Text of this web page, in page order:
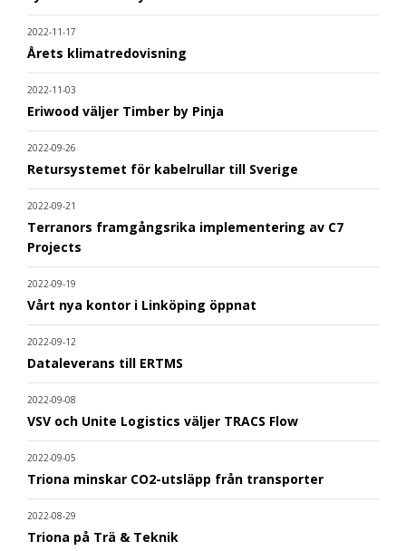
2022-11-17
Årets klimatredovisning
2022-11-03
Eriwood väljer Timber by Pinja
2022-09-26
Retursystemet för kabelrullar till Sverige
2022-09-21
Terranors framgångsrika implementering av C7
Projects
2022-09-19
Vårt nya kontor i Linköping öppnat
2022-09-12
Dataleverans till ERTMS
2022-09-08
VSV och Unite Logistics väljer TRACS Flow
2022-09-05
Triona minskar CO2-utsläpp från transporter
2022-08-29
Triona på Trä & Teknik